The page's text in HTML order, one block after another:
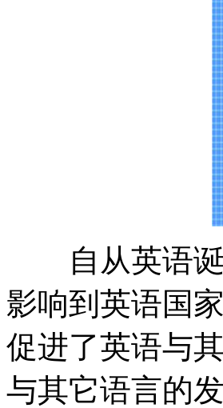
自从英语诞
影响到英语国
促进了英语与
与其它语言的